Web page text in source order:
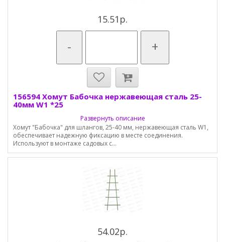
15.51р.
- +
156594 Хомут Бабочка нержавеющая сталь 25-
40мм W1 *25
Развернуть описание
Хомут "Бабочка" для шлангов, 25-40 мм, нержавеющая сталь W1,
обеспечивает надежную фиксацию в месте соединения.
Используют в монтаже садовых с...
54.02р.